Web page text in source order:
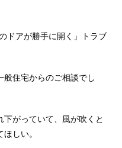
ドアが勝手に開く」トラブ
住宅からのご相談でし
下がっていて、風が吹くと
しい。